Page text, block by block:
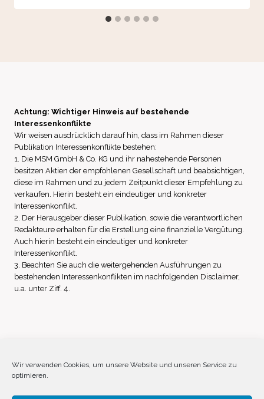
Wir verwenden Cookies, um unsere Website und unseren Service zu
optimieren.
Achtung: Wichtiger Hinweis auf bestehende
Interessenkonflikte
Wir weisen ausdrücklich darauf hin, dass im Rahmen dieser
Publikation Interessenkonflikte bestehen:
1. Die MSM GmbH & Co. KG und ihr nahestehende Personen
besitzen Aktien der empfohlenen Gesellschaft und beabsichtigen,
diese im Rahmen und zu jedem Zeitpunkt dieser Empfehlung zu
verkaufen. Hierin besteht ein eindeutiger und konkreter
Interessenkonflikt.
2. Der Herausgeber dieser Publikation, sowie die verantwortlichen
Redakteure erhalten für die Erstellung eine finanzielle Vergütung.
Auch hierin besteht ein eindeutiger und konkreter
Interessenkonflikt.
3. Beachten Sie auch die weitergehenden Ausführungen zu
bestehenden Interessenkonflikten im nachfolgenden Disclaimer,
u.a. unter Ziff. 4.
Impressum Datenschutz
Disclaimer